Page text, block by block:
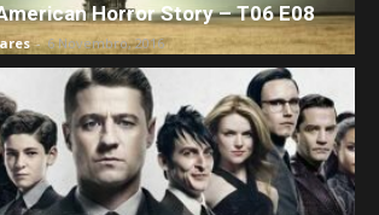
Horror Story – T06 E08
- 6 Novembro, 2016